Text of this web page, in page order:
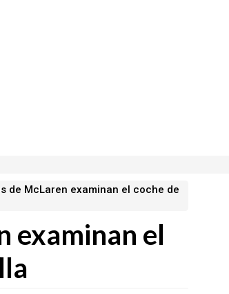
de McLaren examinan el coche de
examinan el